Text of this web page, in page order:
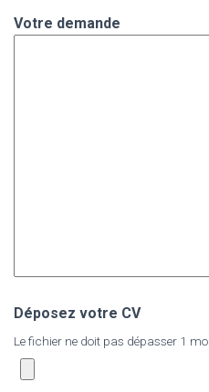
Votre demande
Déposez votre CV
Le fichier ne doit pas dépasser 1 mo